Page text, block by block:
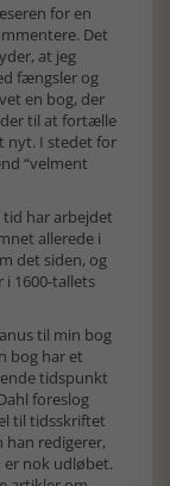
for en
Det
at jeg
fængsler og
en bog, der
til at fortælle
nyt. I stedet for
“velment
tid har arbejdet
allerede i
det siden, og
i 1600-tallets
til min bog
bog har et
tidspunkt
foreslog
til tidsskriftet
han redigerer,
nok udløbet.